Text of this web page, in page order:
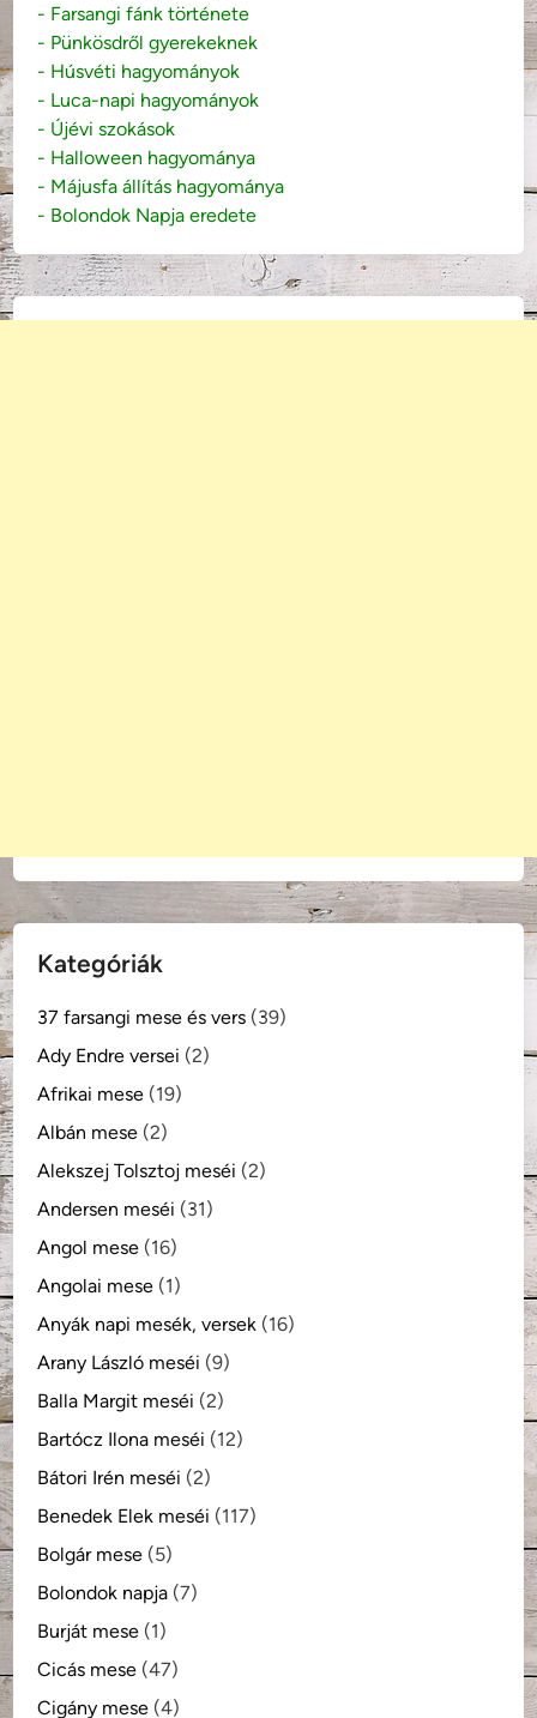
- Farsangi fánk története
- Pünkösdről gyerekeknek
- Húsvéti hagyományok
- Luca-napi hagyományok
- Újévi szokások
- Halloween hagyománya
- Májusfa állítás hagyománya
- Bolondok Napja eredete
Kategóriák
37 farsangi mese és vers (39)
Ady Endre versei (2)
Afrikai mese (19)
Albán mese (2)
Alekszej Tolsztoj meséi (2)
Andersen meséi (31)
Angol mese (16)
Angolai mese (1)
Anyák napi mesék, versek (16)
Arany László meséi (9)
Balla Margit meséi (2)
Bartócz Ilona meséi (12)
Bátori Irén meséi (2)
Benedek Elek meséi (117)
Bolgár mese (5)
Bolondok napja (7)
Burját mese (1)
Cicás mese (47)
Cigány mese (4)